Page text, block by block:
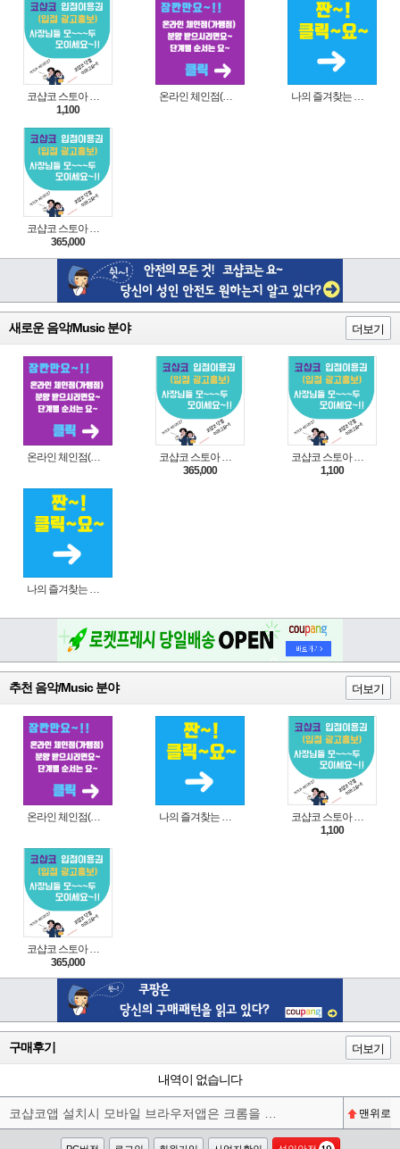
코샵코 스토아 입점 1일 이용권
1,100
온라인 체인점(가맹점) 분양순서(필독) 나의 즐겨찾는 상품 리스트로 편리하게 주문하세요~(쿠팡 다이나믹 배너)
코샵코 스토아 입점 1년 이용권
365,000
새로운 음악/Music 분야 더보기
온라인 체인점(가맹점) 분양순서(필독)
365,000
1,100
추천 음악/Music 분야 더보기
온라인 체인점(가맹점) 분양순서(필독)
1,100
코샵코 스토아 입점 1년 이용권
365,000
구매후기 더보기
내역이 없습니다
맨위로